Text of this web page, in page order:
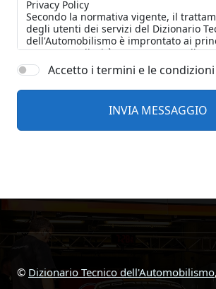
Accetto i termini e le condizioni
© Dizionario Tecnico dell'Automobilismo